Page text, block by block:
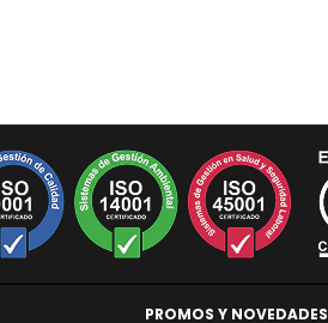
PROMOS Y NOVEDADES